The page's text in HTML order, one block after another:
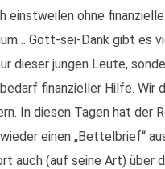
einstweilen ohne
Gott-sei-Dank gibt es
dieser jungen Leute,
finanzieller Hilfe. Wir
In diesen Tagen hat der
einen „Bettelbrief“
auch (auf seine Art) über